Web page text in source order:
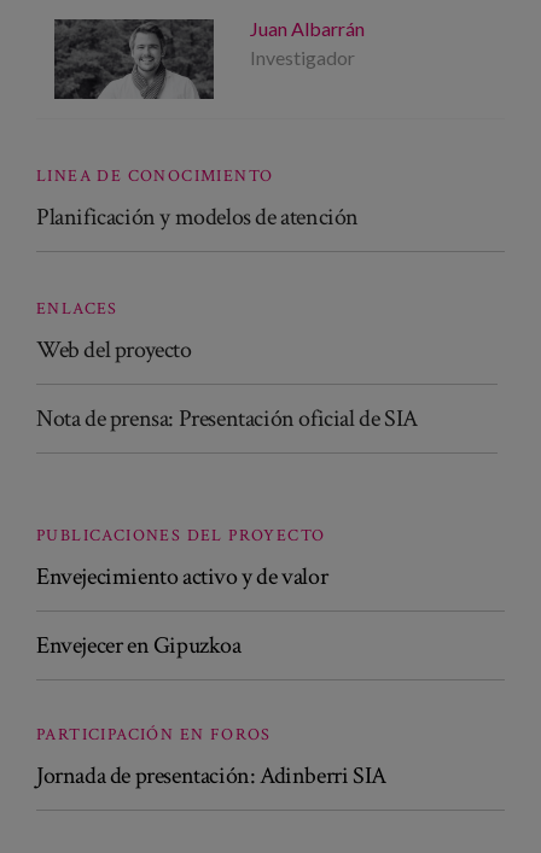
Juan Albarrán
Investigador
LINEA DE CONOCIMIENTO
Planificación y modelos de atención
ENLACES
Web del proyecto
Nota de prensa: Presentación oficial de SIA
PUBLICACIONES DEL PROYECTO
Envejecimiento activo y de valor
Envejecer en Gipuzkoa
PARTICIPACIÓN EN FOROS
Jornada de presentación: Adinberri SIA